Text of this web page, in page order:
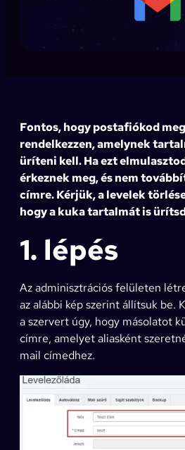
Fontos, hogy postafiókod
rendelkezzen, amelynek
üríteni kell. Ha ezt
érkeznek meg, és nem
címre. Kérjük, a levelek
hogy a kuka tartalmát is
1. lépés
Az adminisztrációs felületen
az alábbi kép szerint állítsuk be.
a szervert úgy, hogy másolatot
címre, amelyet aliasként
mail címedhez.